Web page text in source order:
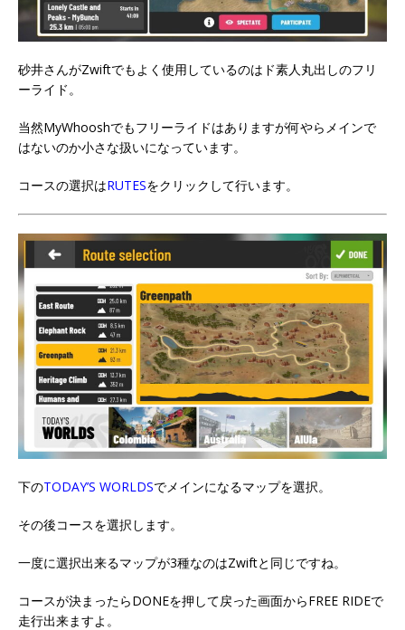
砂井さんがZwiftでもよく使用しているのはド素人丸出しのフリ
ーライド。
当然MyWhooshでもフリーライドはありますが何やらメインで
はないのか小さな扱いになっています。
コースの選択はRUTESをクリックして行います。
下のTODAY’S WORLDSでメインになるマップを選択。
その後コースを選択します。
一度に選択出来るマップが3種なのはZwiftと同じですね。
コースが決まったらDONEを押して戻った画面からFREE RIDEで
走行出来ますよ。